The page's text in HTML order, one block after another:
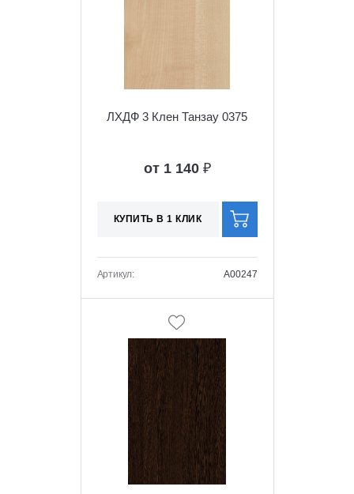
ЛХДФ 3 Клен Танзау 0375
от 1 140 ₽
КУПИТЬ В 1 КЛИК
Артикул: A00247